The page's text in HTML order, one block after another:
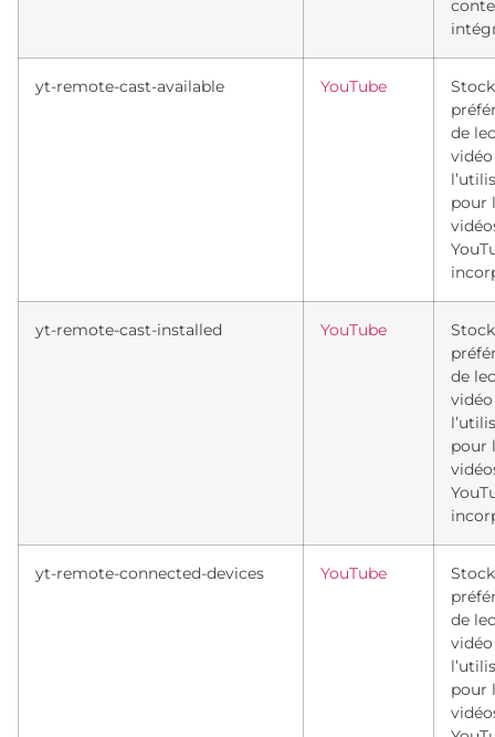
yt-remote-cast-available YouTube
de
pour
yt-remote-cast-installed YouTube
de
pour
yt-remote-connected-devices YouTube
de
pour